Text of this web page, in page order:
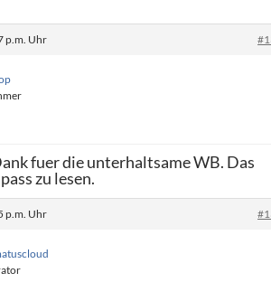
p.m. Uhr
fuer die unterhaltsame WB. Das
zu lesen.
p.m. Uhr